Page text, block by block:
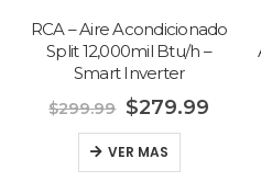
RCA – Aire Acondicionado
Split 12,000mil Btu/h –
Smart Inverter
$299.99 $279.99
VER MAS